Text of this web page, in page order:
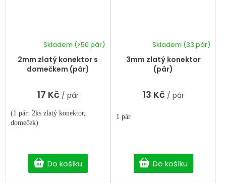
2mm zlatý konektor s
domečkem (pár)
Skladem (>50 pár)
17 Kč / pár
Do košíku
(1 pár: 2ks zlatý konektor,
domeček)
3mm zlatý konektor
(pár)
Skladem (33 pár)
13 Kč / pár
Do košíku
1 pár